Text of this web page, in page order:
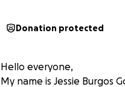
Donation protected
Hello everyone,
My name is Jessie Burgos